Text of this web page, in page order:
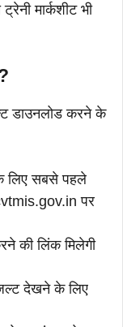
मार्कशीट भी
डाउनलोड करने के
लिए सबसे पहले
पर
की लिंक मिलेगी
देखने के लिए